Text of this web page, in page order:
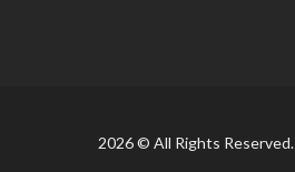
2026 © All Rights Reserved.